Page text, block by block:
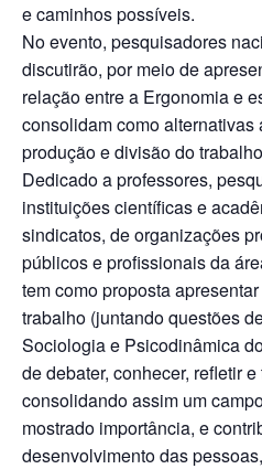
e caminhos possíveis.
No evento, pesquisadores
discutirão, por meio de
relação entre a Ergonomia e
consolidam como
produção e divisão do
Dedicado a professores,
instituições científicas e
sindicatos, de organizações
públicos e profissionais da
tem como proposta
trabalho (juntando questões
Sociologia e Psicodinâmica
de debater, conhecer, refletir
consolidando assim um
mostrado importância, e
desenvolvimento das